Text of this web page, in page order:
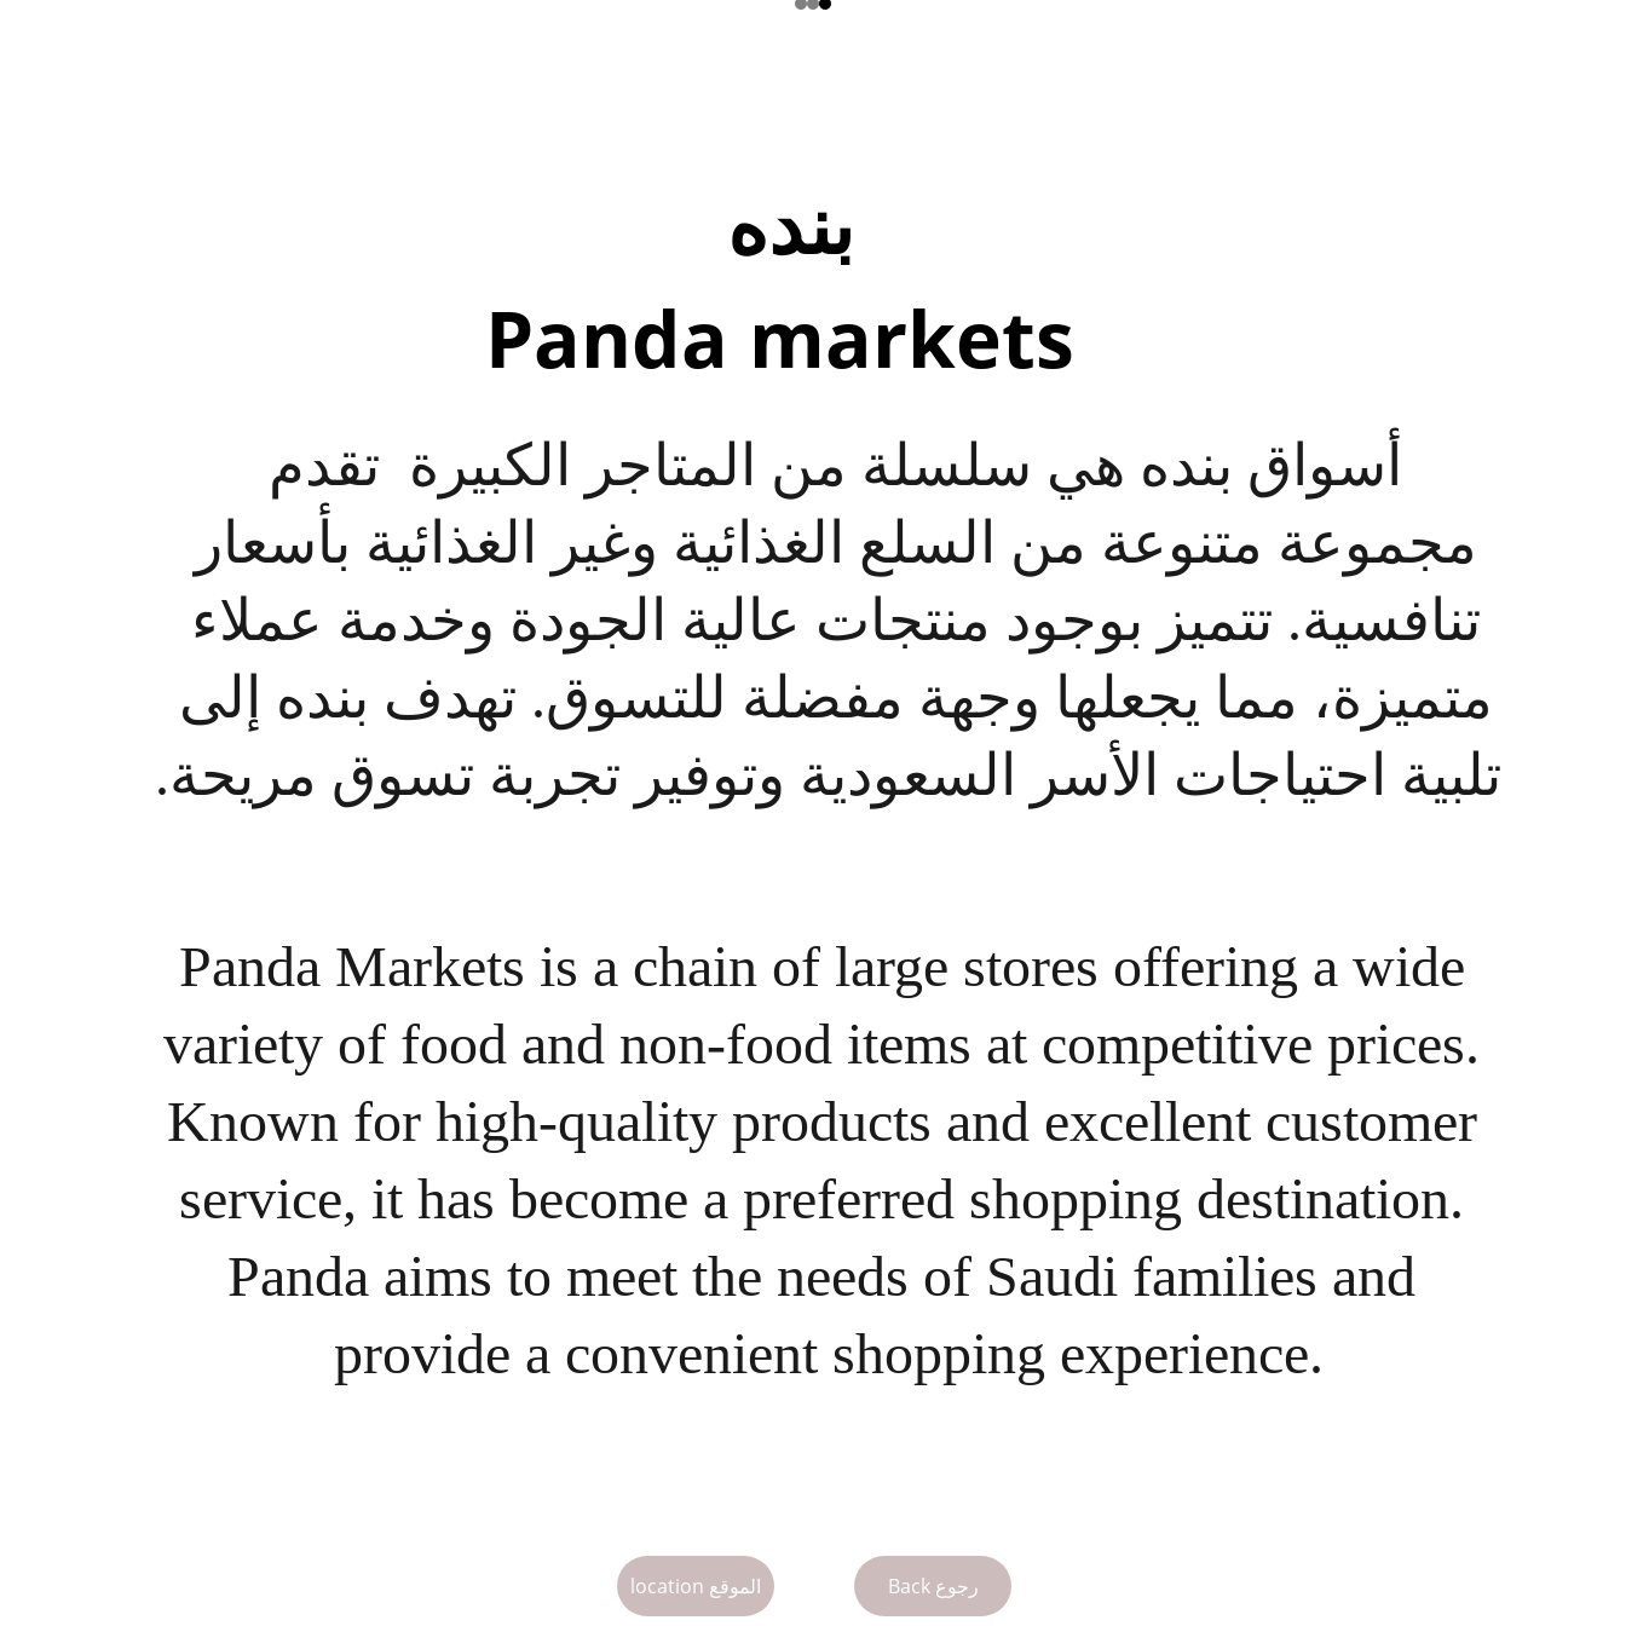
Back رجوع
أسواق بنده هي سلسلة من المتاجر الكبيرة  تقدم
مجموعة متنوعة من السلع الغذائية وغير الغذائية بأسعار
تنافسية. تتميز بوجود منتجات عالية الجودة وخدمة عملاء
متميزة، مما يجعلها وجهة مفضلة للتسوق. تهدف بنده إلى
تلبية احتياجات الأسر السعودية وتوفير تجربة تسوق مريحة.
Panda Markets is a chain of large stores offering a wide
variety of food and non-food items at competitive prices.
Known for high-quality products and excellent customer
service, it has become a preferred shopping destination.
Panda aims to meet the needs of Saudi families and
provide a convenient shopping experience.
location الموقع
بنده
Panda markets